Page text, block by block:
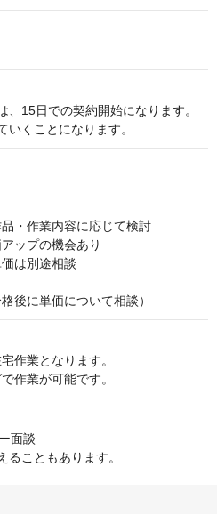
15日での契約開始になります。
いくことになります。
・作業内容に応じて検討
ップの機会あり
は別途相談
後に単価について相談）
作業となります。
作業が可能です。
面談
こともあります。